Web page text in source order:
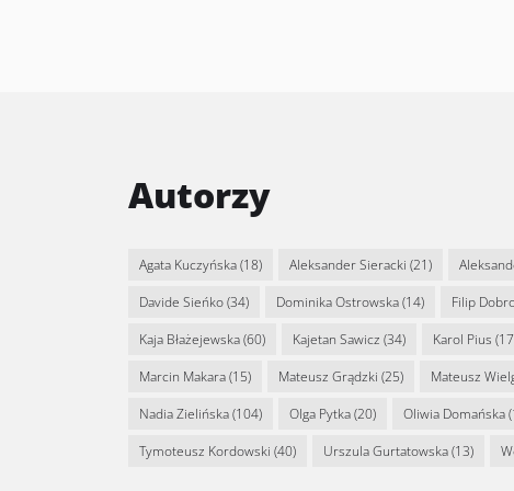
Autorzy
Agata Kuczyńska(18) Aleksander Sieracki (21)
Davide Sieńko(34) Dominika Ostrowska(14) Filip
Kaja Błażejewska(60) Kajetan Sawicz (34) Karol Pius
Marcin Makara(15) Mateusz Grądzki (25) Mateusz
Nadia Zielińska(104) Olga Pytka(20) Oliwia Domańska
Tymoteusz Kordowski (40) Urszula Gurtatowska(13)